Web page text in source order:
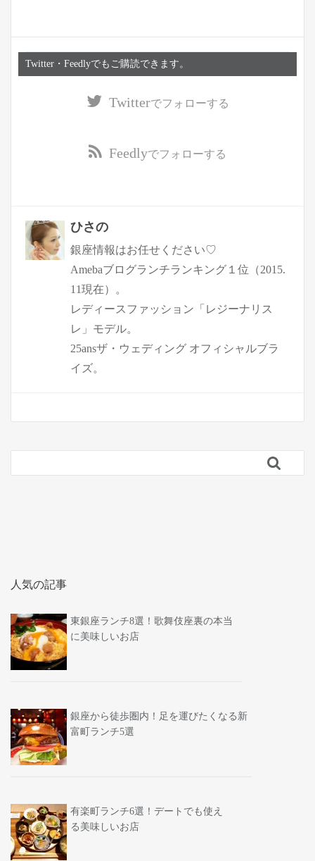
Twitter・Feedlyでもご購読できます。
Twitterでフォローする
Feedlyでフォローする
ひさの
銀座情報はお任せください♡
Amebaブログランチランキング１位（2015.
11現在）。
レディースファッション「レジーナリス
レ」モデル。
25ansザ・ウェディング オフィシャルブラ
イズ。

人気の記事
東銀座ランチ8選！歌舞伎座裏の本当
に美味しいお店
銀座から徒歩圏内！足を運びたくなる新
富町ランチ5選
有楽町ランチ6選！デートでも使え
る美味しいお店